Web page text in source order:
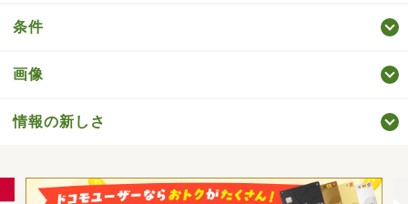
条件
画像
情報の新しさ